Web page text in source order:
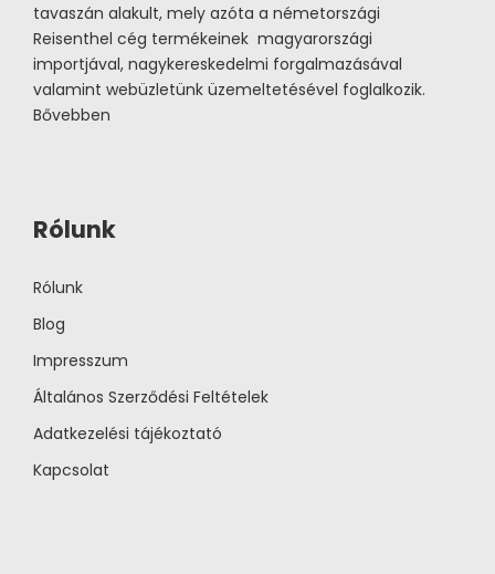
tavaszán alakult, mely azóta a németországi
Reisenthel cég termékeinek magyarországi
importjával, nagykereskedelmi forgalmazásával
valamint webüzletünk üzemeltetésével foglalkozik.
Bővebben
Rólunk
Rólunk
Blog
Impresszum
Általános Szerződési Feltételek
Adatkezelési tájékoztató
Kapcsolat